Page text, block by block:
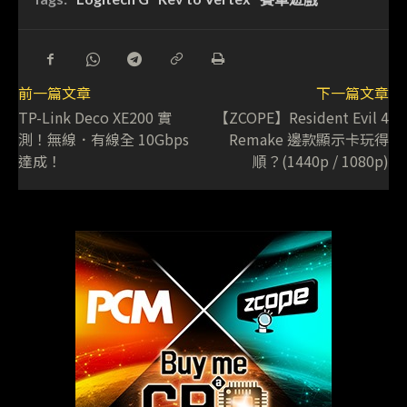
前一篇文章
TP-Link Deco XE200 實
測！無線．有線全 10Gbps
達成！
下一篇文章
【ZCOPE】Resident Evil 4
Remake 邊款顯示卡玩得
順？(1440p / 1080p)